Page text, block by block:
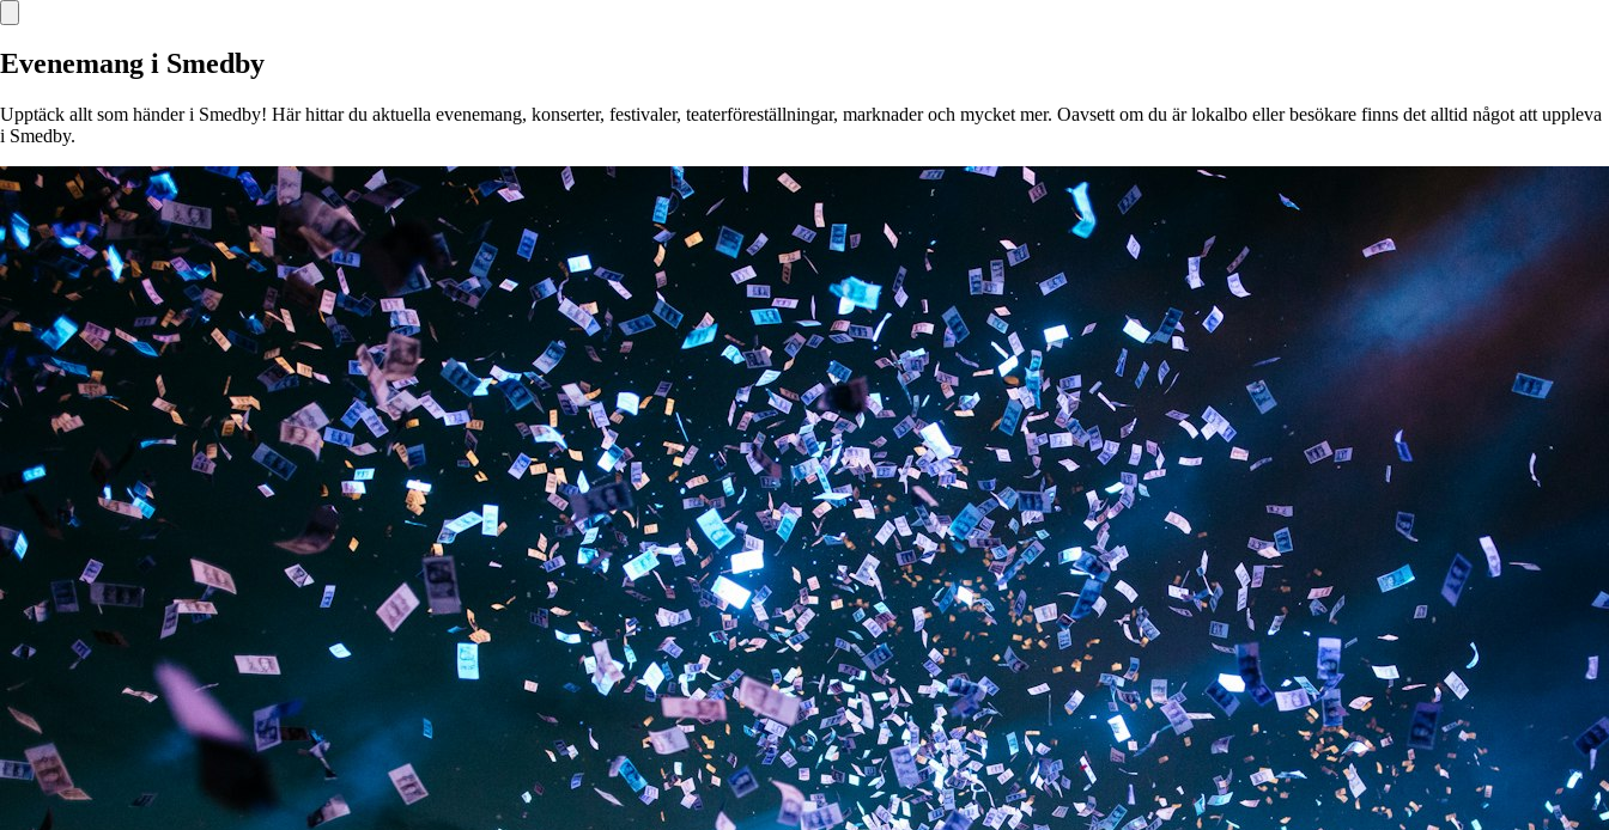
Evenemang i Smedby
Upptäck allt som händer i Smedby! Här hittar du aktuella evenemang, konserter, festivaler, teaterföreställningar, marknader och mycket mer. Oavsett om du är lokalbo eller besökare finns det alltid något att uppleva
i Smedby.